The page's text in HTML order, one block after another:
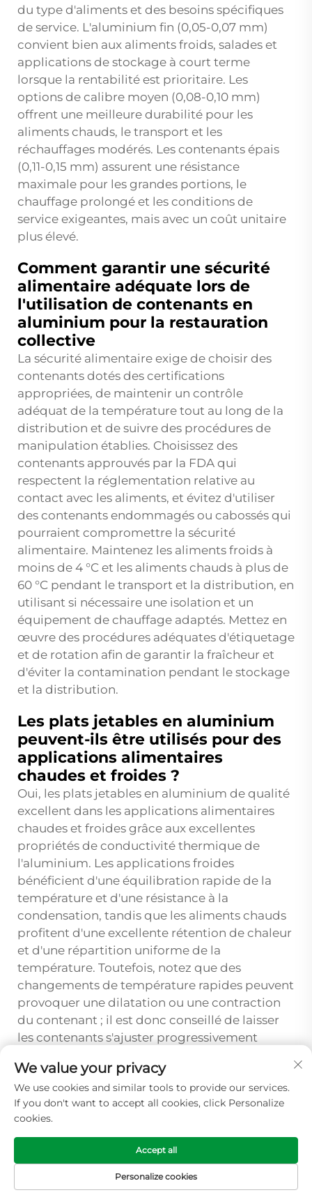
du type d'aliments et des besoins spécifiques
de service. L'aluminium fin (0,05-0,07 mm)
convient bien aux aliments froids, salades et
applications de stockage à court terme
lorsque la rentabilité est prioritaire. Les
options de calibre moyen (0,08-0,10 mm)
offrent une meilleure durabilité pour les
aliments chauds, le transport et les
réchauffages modérés. Les contenants épais
(0,11-0,15 mm) assurent une résistance
maximale pour les grandes portions, le
chauffage prolongé et les conditions de
service exigeantes, mais avec un coût unitaire
plus élevé.
Comment garantir une sécurité
alimentaire adéquate lors de
l'utilisation de contenants en
aluminium pour la restauration
collective
La sécurité alimentaire exige de choisir des
contenants dotés des certifications
appropriées, de maintenir un contrôle
adéquat de la température tout au long de la
distribution et de suivre des procédures de
manipulation établies. Choisissez des
contenants approuvés par la FDA qui
respectent la réglementation relative au
contact avec les aliments, et évitez d'utiliser
des contenants endommagés ou cabossés qui
pourraient compromettre la sécurité
alimentaire. Maintenez les aliments froids à
moins de 4 °C et les aliments chauds à plus de
60 °C pendant le transport et la distribution, en
utilisant si nécessaire une isolation et un
équipement de chauffage adaptés. Mettez en
œuvre des procédures adéquates d'étiquetage
et de rotation afin de garantir la fraîcheur et
d'éviter la contamination pendant le stockage
et la distribution.
Les plats jetables en aluminium
peuvent-ils être utilisés pour des
applications alimentaires
chaudes et froides ?
Oui, les plats jetables en aluminium de qualité
excellent dans les applications alimentaires
chaudes et froides grâce aux excellentes
propriétés de conductivité thermique de
l'aluminium. Les applications froides
bénéficient d'une équilibration rapide de la
température et d'une résistance à la
condensation, tandis que les aliments chauds
profitent d'une excellente rétention de chaleur
et d'une répartition uniforme de la
température. Toutefois, notez que des
changements de température rapides peuvent
provoquer une dilatation ou une contraction
du contenant ; il est donc conseillé de laisser
les contenants s'ajuster progressivement
une autre afin d'éviter toute déformation ou
fissuration par contrainte.
Quels sont les facteurs clés pour
choisir des contenants destinés
aux services de livraison et de
restauration à emporter
Les applications de livraison et de restauration
We value your privacy
We use cookies and similar tools to provide our services.
If you don't want to accept all cookies, click Personalize
cookies.
Personalize cookies
Accept all